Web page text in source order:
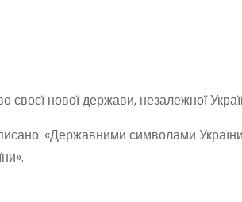
своєї нової держави, незалежної
«Державни­ми символами